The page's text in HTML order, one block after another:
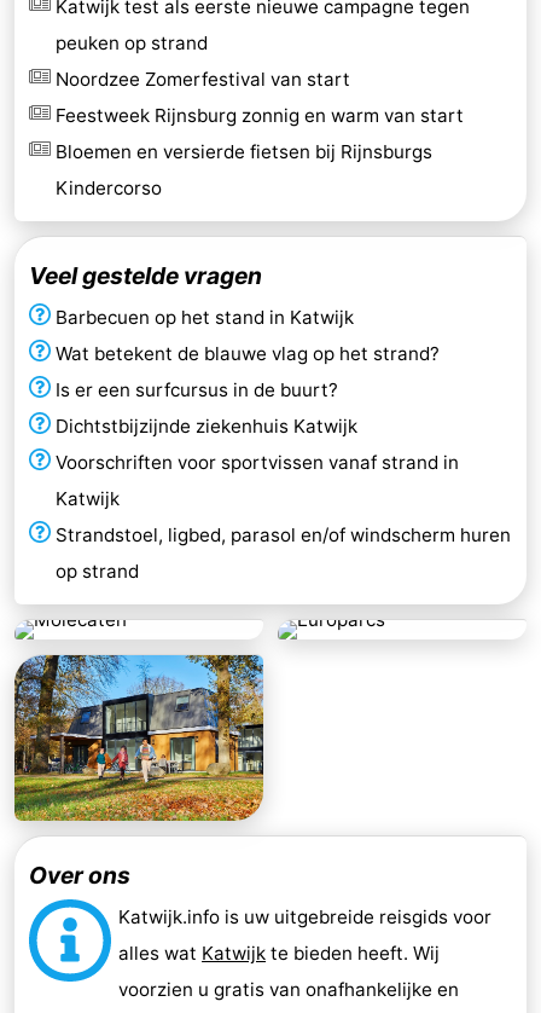
Katwijk test als eerste nieuwe campagne tegen
peuken op strand
Noordzee Zomerfestival van start
Feestweek Rijnsburg zonnig en warm van start
Bloemen en versierde fietsen bij Rijnsburgs
Kindercorso
Veel gestelde vragen
Barbecuen op het stand in Katwijk
Wat betekent de blauwe vlag op het strand?
Is er een surfcursus in de buurt?
Dichtstbijzijnde ziekenhuis Katwijk
Voorschriften voor sportvissen vanaf strand in
Katwijk
Strandstoel, ligbed, parasol en/of windscherm huren
op strand
Over ons
Katwijk.info is uw uitgebreide reisgids voor
alles wat Katwijk te bieden heeft. Wij
voorzien u gratis van onafhankelijke en